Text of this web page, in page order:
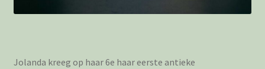
Jolanda kreeg op haar 6e haar eerste antieke